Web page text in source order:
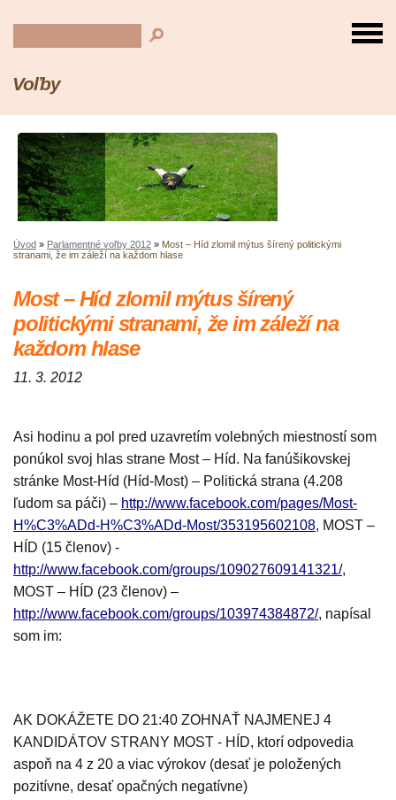
Voľby
Úvod » Parlamentné voľby 2012 » Most – Híd zlomil mýtus šírený politickými
stranami, že im záleží na každom hlase
Most – Híd zlomil mýtus šírený
politickými stranami, že im záleží na
každom hlase
11. 3. 2012
Asi hodinu a pol pred uzavretím volebných miestností som
ponúkol svoj hlas strane Most – Híd. Na fanúšikovskej
stránke Most-Híd (Híd-Most) – Politická strana (4.208
ľudom sa páči) – http://www.facebook.com/pages/Most-
H%C3%ADd-H%C3%ADd-Most/353195602108, MOST –
HÍD (15 členov) -
http://www.facebook.com/groups/109027609141321/,
MOST – HÍD (23 členov) –
http://www.facebook.com/groups/103974384872/, napísal
som im:
AK DOKÁŽETE DO 21:40 ZOHNAŤ NAJMENEJ 4
KANDIDÁTOV STRANY MOST - HÍD, ktorí odpovedia
aspoň na 4 z 20 a viac výrokov (desať je položených
pozitívne, desať opačných negatívne)